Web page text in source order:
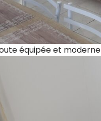
équipée et moderne